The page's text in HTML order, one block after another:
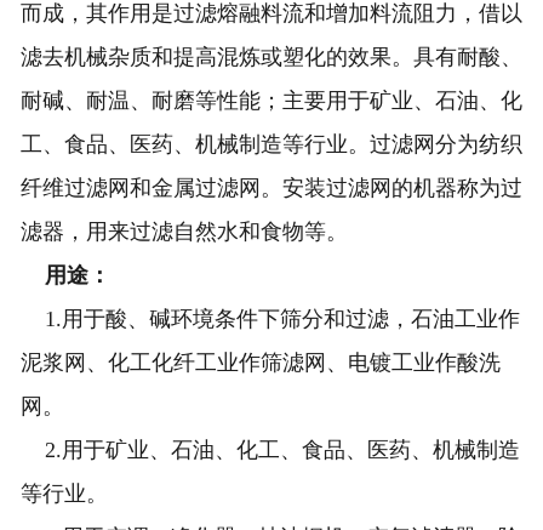
而成，其作用是过滤熔融料流和增加料流阻力，借以
滤去机械杂质和提高混炼或塑化的效果。具有耐酸、
耐碱、耐温、耐磨等性能；主要用于矿业、石油、化
工、食品、医药、机械制造等行业。过滤网分为纺织
纤维过滤网和金属过滤网。安装过滤网的机器称为过
滤器，用来过滤自然水和食物等。
用途：
1.用于酸、碱环境条件下筛分和过滤，石油工业作
泥浆网、化工化纤工业作筛滤网、电镀工业作酸洗
网。
2.用于矿业、石油、化工、食品、医药、机械制造
等行业。